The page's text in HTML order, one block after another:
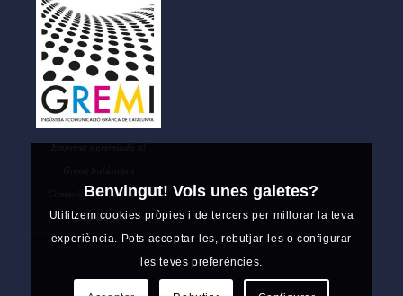
Empresa agremiada al
Comunicació Gràfica de
Catalunya
Benvingut! Vols unes galetes?
Utilitzem cookies pròpies i de tercers per millorar la teva
experiència. Pots acceptar-les, rebutjar-les o configurar
les teves preferències.